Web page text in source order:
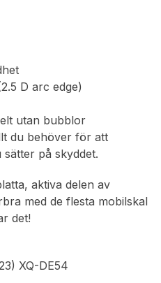
D arc edge)
utan bubblor
du behöver för att
på skyddet.
aktiva delen av
med de flesta mobilskal
det!
XQ-DE54